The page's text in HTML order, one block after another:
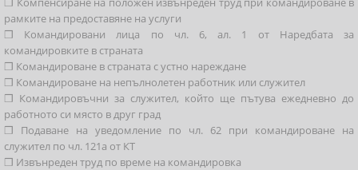
рамките на предоставяне на услуги
❒ Командировани лица по чл. 6, ал. 1 от Наредбата за
командировките в страната
❒ Командироване в страната с устно нареждане
❒ Командироване на непълнолетен работник или служител
❒ Командировъчни за служител, който ще пътува ежедневно до
работното си място в друг град
❒ Подаване на уведомление по чл. 62 при командироване на
служител по чл. 121а от КТ
❒ Извънреден труд по време на командировка